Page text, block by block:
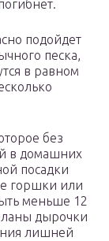
подойдет
песка,
в равном
без
в домашних
посадки
горшки или
меньше 12
дырочки
лишней